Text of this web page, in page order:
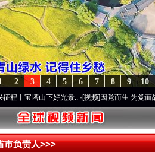
10
9
8
7
6
5
4
3
2
塔山下好光景..·[视频]因党而生 为党而战——百
市负责人>>>